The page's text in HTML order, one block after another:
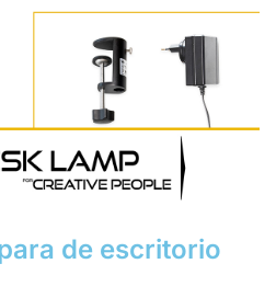
de escritorio